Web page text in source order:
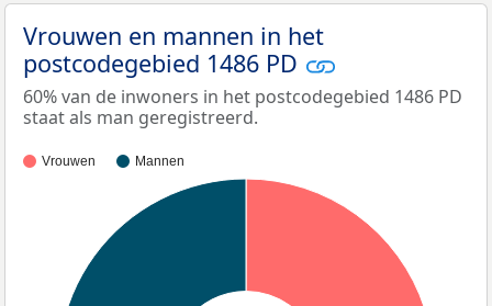
Vrouwen en mannen in het
postcodegebied 1486 PD
60% van de inwoners in het postcodegebied 1486 PD
staat als man geregistreerd.
Vrouwen Mannen